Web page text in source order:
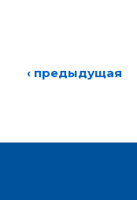
‹ предыдущая